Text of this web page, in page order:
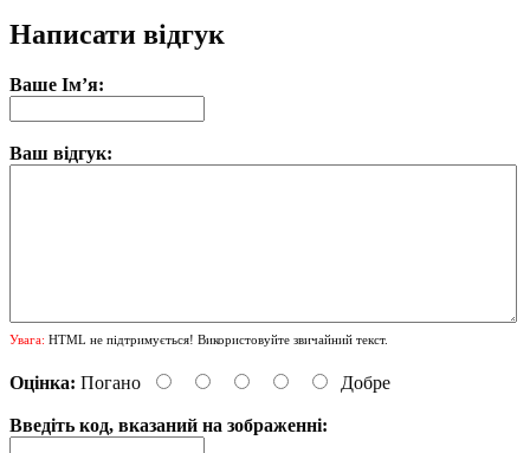
Написати відгук
Ваше Ім’я:
Ваш відгук:
Увага: HTML не підтримується! Використовуйте звичайний текст.
Оцінка: Погано Добре
Введіть код, вказаний на зображенні: